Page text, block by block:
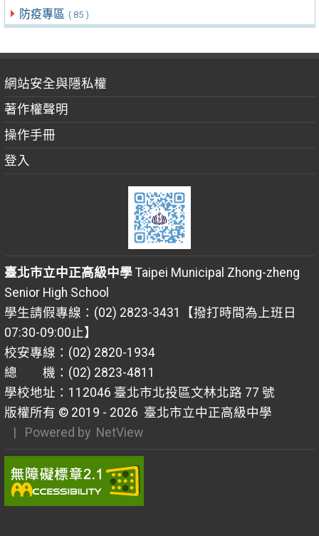
防疫專區 ( 85 )
網站安全與隱私權
著作權聲明
操作手冊
登入
臺北市立中正高級中學Taipei Municipal Zhong-zheng
Senior High School
學生請假專線：(02) 2823-3431【撥打時間為上班日
07:30-09:00止】
校安專線：(02) 2820-1934
總 機：(02) 2823-4811
學校地址：112046 臺北市北投區文林北路 77 號
版權所有 © 2019 - 2026 臺北市立中正高級中學
| Powered by NetView